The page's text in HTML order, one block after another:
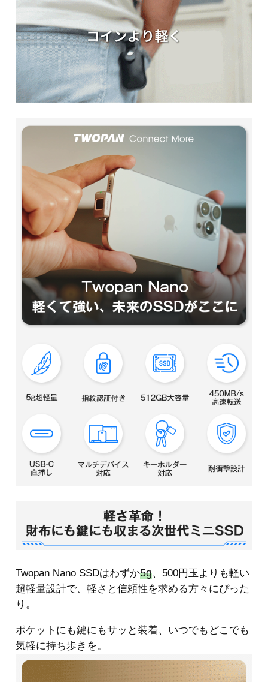
Twopan Nano SSDはわずか5g、500円玉よりも軽い
超軽量設計で、軽さと信頼性を求める方々にぴった
り。
ポケットにも鍵にもサッと装着、いつでもどこでも
気軽に持ち歩きを。